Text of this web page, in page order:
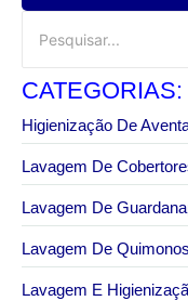
CATEGORIAS:
Higienização De
Lavagem De
Lavagem De
Lavagem De Quimonos
Lavagem E